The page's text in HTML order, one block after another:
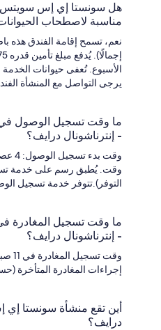
هل سونستا إي إس سويتس
مناسبة لاصطحاب الحيوانات
الأسبوع. تُعفى حيوانات
يرجى التواصل مع المنشأة
ما وقت تسجيل الوصول
- إنترناشونال درايف؟
وقت
وقت. يُطبق رسم على خدمة
التوفر).تتوفر خدمة تسجيل
ما وقت تسجيل المغادرة
- إنترناشونال درايف؟
وقت
إجراءات المغادرة المتأخرة
أين تقع منشأة سونستا إي
درايف؟